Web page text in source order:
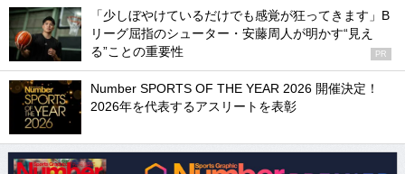
「少しぼやけているだけでも感覚が狂ってきます」B
リーグ屈指のシューター・安藤周人が明かす“見え
る”ことの重要性
PR
Number SPORTS OF THE YEAR 2026 開催決定！
2026年を代表するアスリートを表彰